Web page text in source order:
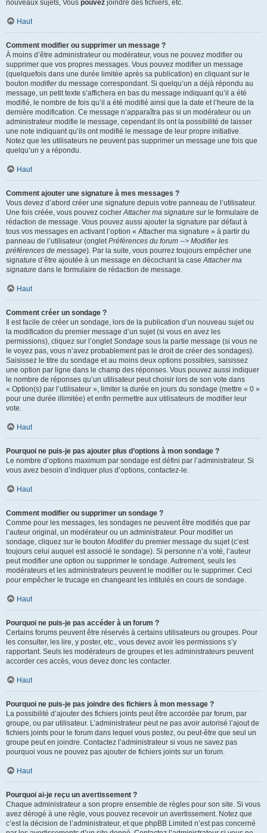
nouveaux sujets, Vous pouvez joindre des fichiers, etc.
Haut
Comment modifier ou supprimer un message ?
À moins d’être administrateur ou modérateur, vous ne pouvez modifier ou
supprimer que vos propres messages. Vous pouvez modifier un message
(quelquefois dans une durée limitée après sa publication) en cliquant sur le
bouton modifierdu message correspondant. Si quelqu’un a déjà répondu au
message, un petit texte s’affichera en bas du message indiquant qu’il a été
modifié, le nombre de fois qu’il a été modifié ainsi que la date et l’heure de la
dernière modification. Ce message n’apparaîtra pas si un modérateur ou un
administrateur modifie le message, cependant ils ont la possibilité de laisser
une note indiquant qu’ils ont modifié le message de leur propre initiative.
Notez que les utilisateurs ne peuvent pas supprimer un message une fois que
quelqu’un y a répondu.
Haut
Comment ajouter une signature à mes messages ?
Vous devez d’abord créer une signature depuis votre panneau de l’utilisateur.
Une fois créée, vous pouvez cocherAttacher ma signature sur le formulaire de
rédaction de message. Vous pouvez aussi ajouter la signature par défaut à
tous vos messages en activant l’option « Attacher ma signature » à partir du
panneau de l’utilisateur (ongletPréférences du forum --> Modifier les
préférences de message). Par la suite, vous pourrez toujours empêcher une
signature d’être ajoutée à un message en décochant la caseAttacher ma
signature dans le formulaire de rédaction de message.
Haut
Comment créer un sondage ?
Il est facile de créer un sondage, lors de la publication d’un nouveau sujet ou
la modification du premier message d’un sujet (si vous en avez les
permissions), cliquez sur l’ongletSondage sous la partie message (si vous ne
le voyez pas, vous n’avez probablement pas le droit de créer des sondages).
Saisissez le titre du sondage et au moins deux options possibles, saisissez
une option par ligne dans le champ des réponses. Vous pouvez aussi indiquer
le nombre de réponses qu’un utilisateur peut choisir lors de son vote dans
« Option(s) par l’utilisateur », limiter la durée en jours du sondage (mettre « 0 »
pour une durée illimitée) et enfin permettre aux utilisateurs de modifier leur
vote.
Haut
Pourquoi ne puis-je pas ajouter plus d’options à mon sondage ?
Le nombre d’options maximum par sondage est défini par l’administrateur. Si
vous avez besoin d’indiquer plus d’options, contactez-le.
Haut
Comment modifier ou supprimer un sondage ?
Comme pour les messages, les sondages ne peuvent être modifiés que par
l’auteur original, un modérateur ou un administrateur. Pour modifier un
sondage, cliquez sur le bouton Modifierdu premier message du sujet (c’est
toujours celui auquel est associé le sondage). Si personne n’a voté, l’auteur
peut modifier une option ou supprimer le sondage. Autrement, seuls les
modérateurs et les administrateurs peuvent le modifier ou le supprimer. Ceci
pour empêcher le trucage en changeant les intitulés en cours de sondage.
Haut
Pourquoi ne puis-je pas accéder à un forum ?
Certains forums peuvent être réservés à certains utilisateurs ou groupes. Pour
les consulter, les lire, y poster, etc., vous devez avoir les permissions s’y
rapportant. Seuls les modérateurs de groupes et les administrateurs peuvent
accorder ces accès, vous devez donc les contacter.
Haut
Pourquoi ne puis-je pas joindre des fichiers à mon message ?
La possibilité d’ajouter des fichiers joints peut être accordée par forum, par
groupe, ou par utilisateur. L’administrateur peut ne pas avoir autorisé l’ajout de
fichiers joints pour le forum dans lequel vous postez, ou peut-être que seul un
groupe peut en joindre. Contactez l’administrateur si vous ne savez pas
pourquoi vous ne pouvez pas ajouter de fichiers joints sur un forum.
Haut
Pourquoi ai-je reçu un avertissement ?
Chaque administrateur a son propre ensemble de règles pour son site. Si vous
avez dérogé à une règle, vous pouvez recevoir un avertissement. Notez que
c’est la décision de l’administrateur, et que phpBB Limited n’est pas concerné